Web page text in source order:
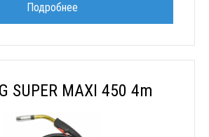
Подробнее
SUPER MAXI 450 4m